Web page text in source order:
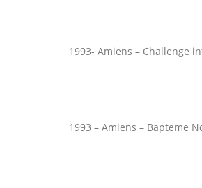
1993- Amiens – Challenge
1993 – Amiens – Bapteme